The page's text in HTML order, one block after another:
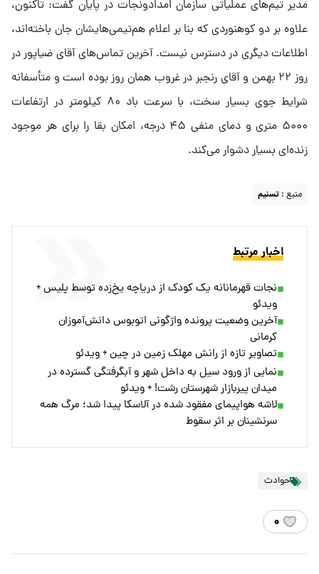
مدیر تیم‌های عملیاتی سازمان امدادونجات در پایان گفت: تاکنون،
علاوه بر دو کوهنوردی که بنا بر اعلام هم‌تیمی‌هایشان جان باخته‌اند،
اطلاعات دیگری در دسترس نیست. آخرین تماس‌های آقای ضیاپور در
روز ۲۲ بهمن و آقای رنجبر در غروب همان روز بوده است و متأسفانه
شرایط جوی بسیار سخت، با سرعت باد ۸۰ کیلومتر در ارتفاعات
۵۰۰۰ متری و دمای منفی ۴۵ درجه، امکان بقا را برای هر موجود
زنده‌ای بسیار دشوار می‌کند.
منبع : تسنیم
اخبار مرتبط
نجات قهرمانانه یک کودک از دریاچه یخ‌زده توسط پلیس +
ویدئو
آخرین وضعیت پرونده واژگونی اتوبوس دانش‌آموزان
کرمانی
تصاویر تازه از رانش مهلک زمین در چین + ویدئو
نمایی از ورود سیل به داخل شهر و آبگرفتگی گسترده در
میدان پیربازار شهرستان رشت! + ویدئو
لاشه هواپیمای مفقود شده در آلاسکا پیدا شد؛ مرگ همه
سرنشینان بر اثر سقوط
حوادث
۰